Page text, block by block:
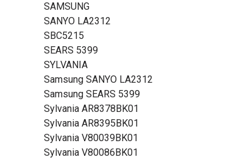
SAMSUNG
SANYO LA2312
SBC5215
SEARS 5399
SYLVANIA
Samsung SANYO LA2312
Samsung SEARS 5399
Sylvania AR8378BK01
Sylvania AR8395BK01
Sylvania V80039BK01
Sylvania V80086BK01